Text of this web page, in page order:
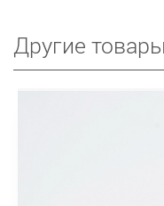
Другие товары